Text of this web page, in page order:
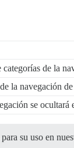
de la
la navegación
se
su uso en